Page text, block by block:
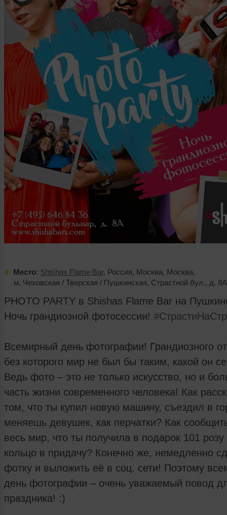
Место: Shishas Flame Bar, Россия, Москва, Москва,
м. Чеховская / Тверская / Пушкинская, Страстной бул., д. 8А
PHOTO PARTY в Shishas Flame Bar на
Ночь грандиозной фотосессии!
Всемирный день фотографии! Грандиозного
без которого мир не был бы таким, какой он
Ведь фото – это не только искусство, но и
часть жизни современного человека! Как
том, что ты купил новую машину, съездил в
меняешь девушек, как перчатки? Как
весь мир, что ты получила в подарок 101 розу
кольцо в придачу? Конечно же, немедленно
фотку и выложить её в соц. сети! Поэтому
день фотографии – очень уважаемый повод
праздника! :)